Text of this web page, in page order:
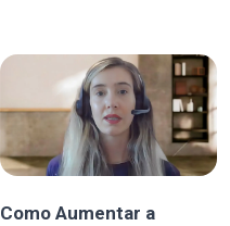
Como Aumentar a